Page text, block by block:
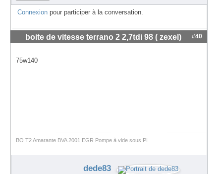
Connexion pour participer à la conversation.
boite de vitesse terrano 2 2,7tdi 98 ( zexel) #40
75w140
BO T2 Amarante BVA 2001 EGR Pompe à vide sous PI
dede83